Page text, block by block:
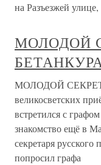
на Разъезжей улице,
МОЛОДОЙ
МОЛОДОЙ
великосветских
встретился с
знакомство ещё в
секретаря
попросил графа